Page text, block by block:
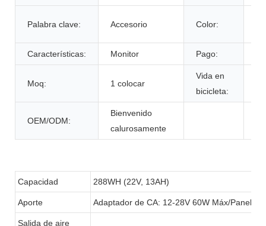
Palabra clave: Accesorio Color:
Características: Monitor Pago:
Moq: 1 colocar
Vida en
bicicleta:
OEM/ODM:
Bienvenido
calurosamente
Capacidad 288WH (22V, 13AH)
Aporte Adaptador de CA: 12-28V 60W Máx/Panel
Salida de aire